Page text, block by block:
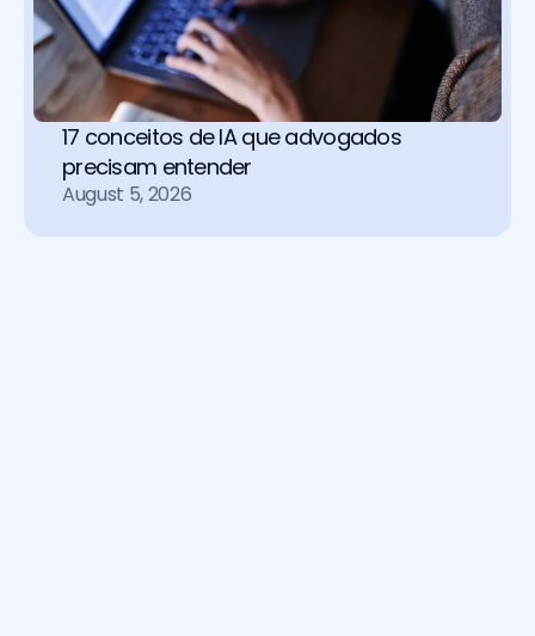
17 conceitos de IA que advogados
precisam entender
August 5, 2026